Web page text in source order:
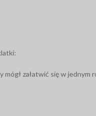
załatwić się w jednym